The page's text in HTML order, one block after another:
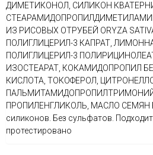
ДИМЕТИКОНОЛ, СИЛИКОН
ИЗ РИСОВЫХ ОТРУБЕЙ ORYZA
ПОЛИГЛИЦЕРИЛ-3 КАПРАТ,
ПОЛИГЛИЦЕРИЛ-3
ИЗОСТЕАРАТ, КОКАМИДОПРОПИЛ
КИСЛОТА, ТОКОФЕРОЛ,
ПРОПИЛЕНГЛИКОЛЬ, МАСЛО СЕМЯН
силиконов. Без сульфатов.
протестировано